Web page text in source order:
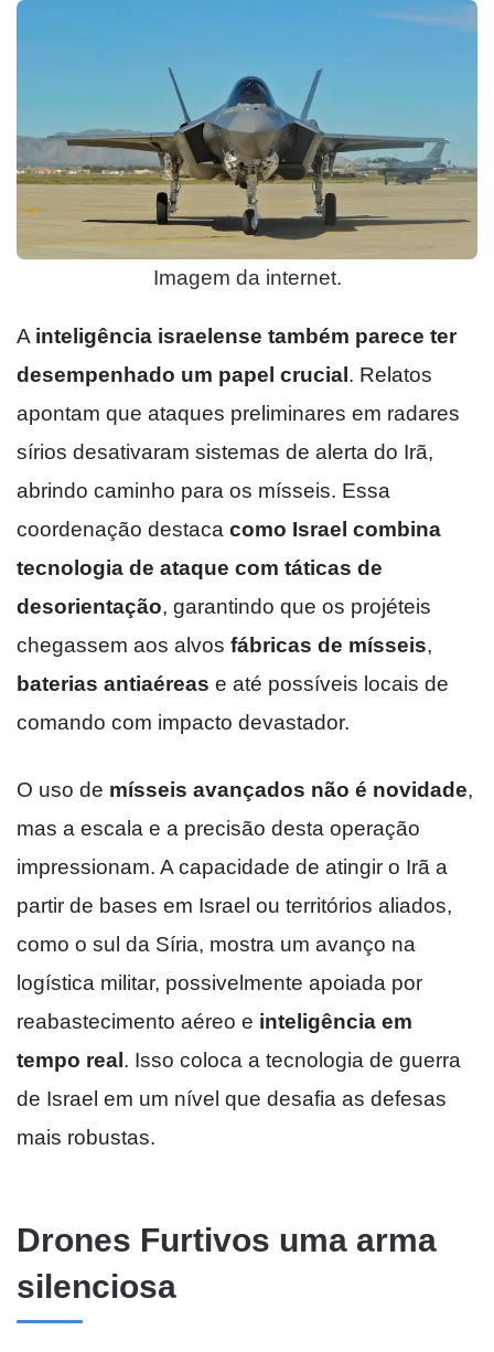
Imagem da internet.
A inteligência israelense também parece ter
desempenhado um papel crucial. Relatos
apontam que ataques preliminares em radares
sírios desativaram sistemas de alerta do Irã,
abrindo caminho para os mísseis. Essa
coordenação destaca como Israel combina
tecnologia de ataque com táticas de
desorientação, garantindo que os projéteis
chegassem aos alvos fábricas de mísseis,
baterias antiaéreas e até possíveis locais de
comando com impacto devastador.
O uso de mísseis avançados não é novidade,
mas a escala e a precisão desta operação
impressionam. A capacidade de atingir o Irã a
partir de bases em Israel ou territórios aliados,
como o sul da Síria, mostra um avanço na
logística militar, possivelmente apoiada por
reabastecimento aéreo e inteligência em
tempo real. Isso coloca a tecnologia de guerra
de Israel em um nível que desafia as defesas
mais robustas.
Drones Furtivos uma arma
silenciosa